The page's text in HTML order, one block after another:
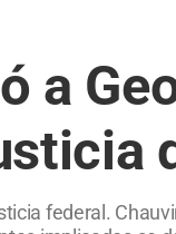
a
federal.